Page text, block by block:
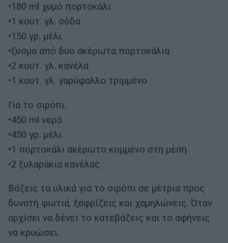
•180 ml χυμό πορτοκάλι
•1 κουτ. γλ. σόδα
•150 γρ. μέλι
•ξύσμα από δύο ακέρωτα πορτοκάλια
•2 κουτ. γλ. κανέλα
•1 κουτ. γλ. γαρύφαλλο τριμμένο
Για το σιρόπι:
•450 ml νερό
•450 γρ. μέλι
•1 πορτοκάλι ακέρωτο κομμένο στη μέση
•2 ξυλαράκια κανέλας
Βάζεις τα υλικά για το σιρόπι σε μέτρια προς
δυνατή φωτιά, ξαφρίζεις και χαμηλώνεις. Όταν
αρχίσει να δένει το κατεβάζεις και το αφήνεις
να κρυώσει.